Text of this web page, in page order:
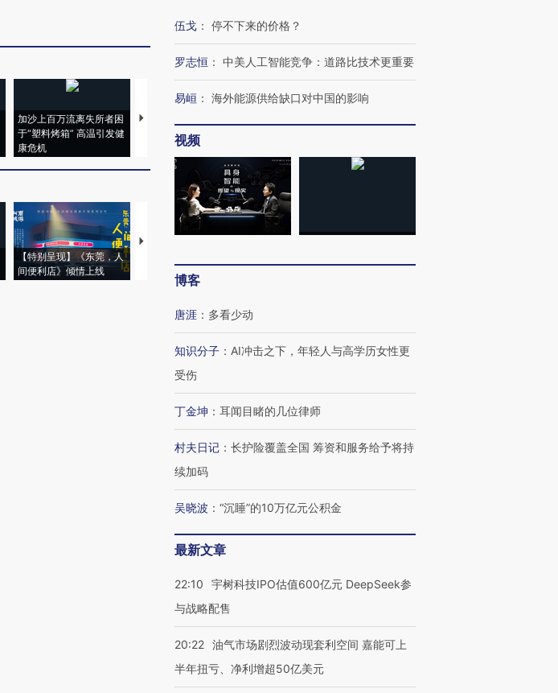
加沙上百万流离失所者困
于“塑料烤箱” 高温引发健
康危机
视线｜HYROX的吸金
术：是什么让中产们甘
心“花钱找虐”？
【特别呈现】《东莞，人
间便利店》倾情上线
【推广】走进第四届链博
伍戈 ： 停不下来的价格？
罗志恒 ： 中美人工智能竞争：道路比技术更重要
易峘 ： 海外能源供给缺口对中国的影响
视频
博客
唐涯 ： 多看少动
知识分子 ： AI冲击之下，年轻人与高学历女性更
受伤
丁金坤 ： 耳闻目睹的几位律师
村夫日记 ： 长护险覆盖全国 筹资和服务给予将持
续加码
吴晓波 ： “沉睡”的10万亿元公积金
最新文章
22:10
宇树科技IPO估值600亿元 DeepSeek参
与战略配售
20:22 油气市场剧烈波动现套利空间 嘉能可上
半年扭亏、净利增超50亿美元